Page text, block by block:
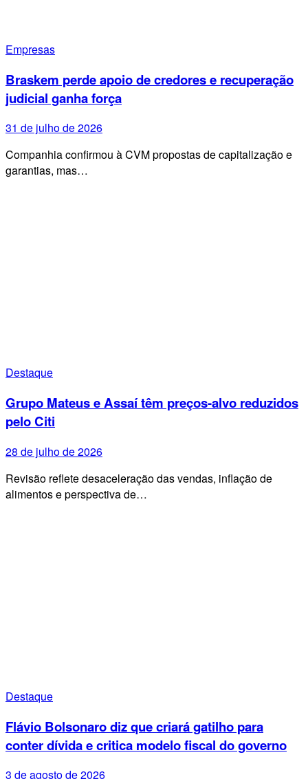
Empresas
Braskem perde apoio de credores e recuperação
judicial ganha força
31 de julho de 2026
Companhia confirmou à CVM propostas de capitalização e
garantias, mas…
Destaque
Grupo Mateus e Assaí têm preços-alvo reduzidos
pelo Citi
28 de julho de 2026
Revisão reflete desaceleração das vendas, inflação de
alimentos e perspectiva de…
Destaque
Flávio Bolsonaro diz que criará gatilho para
conter dívida e critica modelo fiscal do governo
3 de agosto de 2026